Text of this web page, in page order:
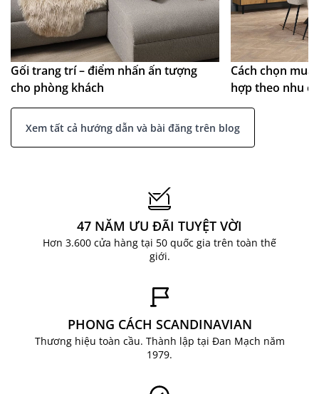
Gối trang trí – điểm nhấn ấn tượng
cho phòng khách
Cách chọn
hợp theo nhu
Xem tất cả hướng dẫn và bài đăng trên blog
47 NĂM ƯU ĐÃI TUYỆT VỜI
Hơn 3.600 cửa hàng tại 50 quốc gia trên toàn thế
giới.
PHONG CÁCH SCANDINAVIAN
Thương hiệu toàn cầu. Thành lập tại Đan Mạch năm
1979.